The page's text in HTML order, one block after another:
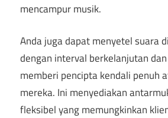
mencampur musik.
Anda juga dapat menyetel suara
dengan interval berkelanjutan
memberi pencipta kendali penuh
mereka. Ini menyediakan
fleksibel yang memungkinkan